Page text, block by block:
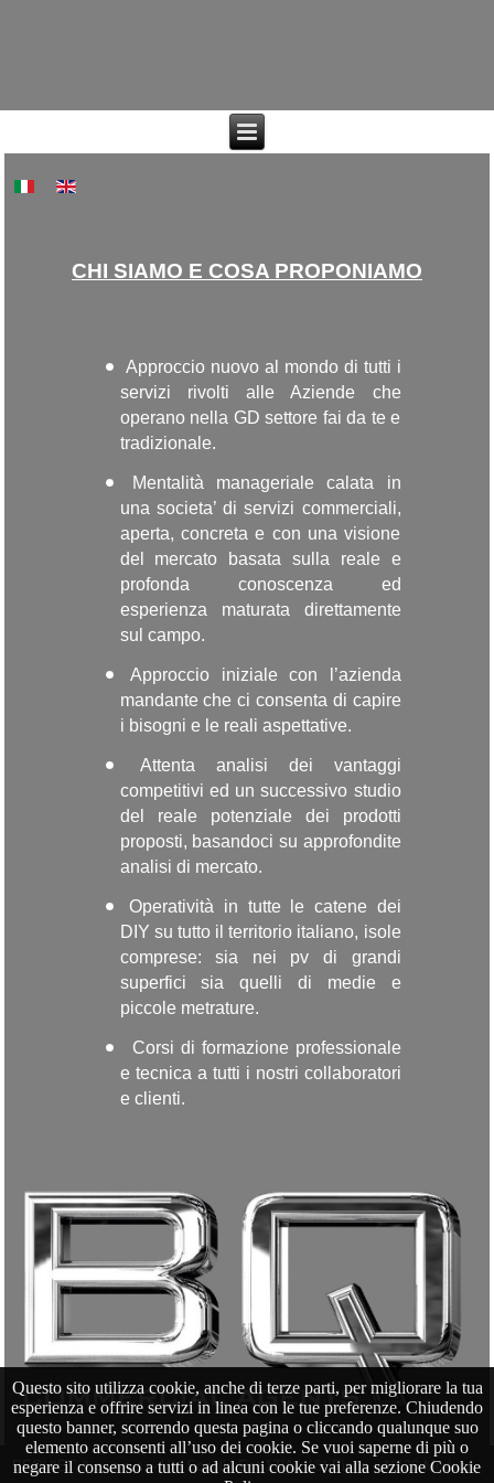
CHI SIAMO E COSA PROPONIAMO
Approccio nuovo al mondo di tutti i
servizi rivolti alle Aziende che
operano nella GD settore fai da te e
tradizionale.
Mentalità manageriale calata in
una societa’ di servizi commerciali,
aperta, concreta e con una visione
del mercato basata sulla reale e
profonda conoscenza ed
esperienza maturata direttamente
sul campo.
Approccio iniziale con l’azienda
mandante che ci consenta di capire
i bisogni e le reali aspettative.
Attenta analisi dei vantaggi
competitivi ed un successivo studio
del reale potenziale dei prodotti
proposti, basandoci su approfondite
analisi di mercato.
Operatività in tutte le catene dei
DIY su tutto il territorio italiano, isole
comprese: sia nei pv di grandi
superfici sia quelli di medie e
piccole metrature.
Corsi di formazione professionale
e tecnica a tutti i nostri collaboratori
e clienti.
BEQUIET & c. s.a.s. - Via Scaglia Est 17/A - 13° Piano - 41126 Modena -
Questo sito utilizza cookie, anche di terze parti, per migliorare la tua
esperienza e offrire servizi in linea con le tue preferenze. Chiudendo
questo banner, scorrendo questa pagina o cliccando qualunque suo
elemento acconsenti all’uso dei cookie. Se vuoi saperne di più o
negare il consenso a tutti o ad alcuni cookie vai alla sezione Cookie